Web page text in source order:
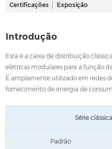
Certificações
Exposição
Introdução
Esta é a caixa de distribuição
elétricas modulares para a função
É amplamente utilizado em redes
fornecimento de energia de
Série
Padrão